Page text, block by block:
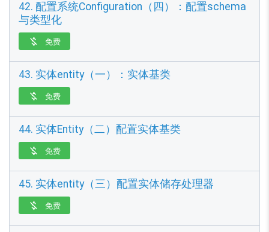
42. 配置系统Configuration（四）：配置schema
与类型化
 免费
43. 实体entity（一）：实体基类
 免费
44. 实体Entity（二）配置实体基类
 免费
45. 实体entity（三）配置实体储存处理器
 免费